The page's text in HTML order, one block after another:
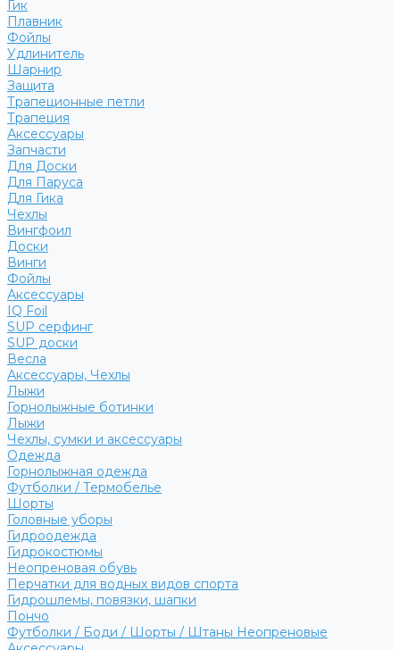
Гик
Плавник
Фойлы
Удлинитель
Шарнир
Защита
Трапеционные петли
Трапеция
Аксессуары
Запчасти
Для Доски
Для Паруса
Для Гика
Чехлы
Вингфоил
Доски
Винги
Фойлы
Аксессуары
IQ Foil
SUP серфинг
SUP доски
Весла
Аксессуары, Чехлы
Лыжи
Горнолыжные ботинки
Лыжи
Чехлы, сумки и аксессуары
Одежда
Горнолыжная одежда
Футболки / Термобелье
Шорты
Головные уборы
Гидроодежда
Гидрокостюмы
Неопреновая обувь
Перчатки для водных видов спорта
Гидрошлемы, повязки, шапки
Пончо
Футболки / Боди / Шорты / Штаны Неопреновые